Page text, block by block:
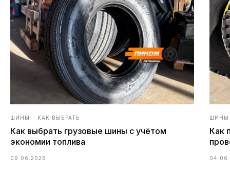
ШИНЫ КАК ВЫБРАТЬ
Как выбрать грузовые шины с учётом
экономии топлива
09.06.2026
ШИНЫ
Как